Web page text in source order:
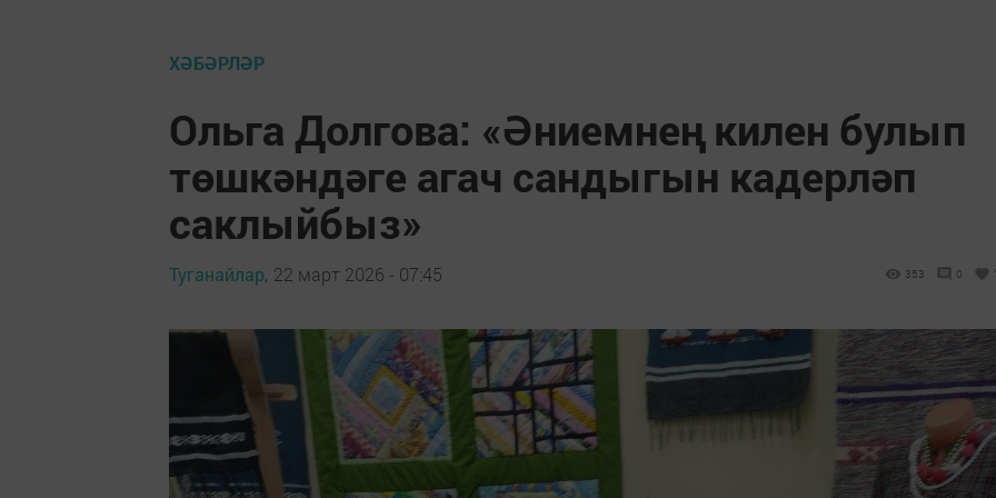
ХӘБӘРЛӘР
Ольга Долгова: «Әниемнең килен булып
төшкәндәге агач сандыгын кадерләп
саклыйбыз»
Туганайлар, 22 март 2026 - 07:45 353 0